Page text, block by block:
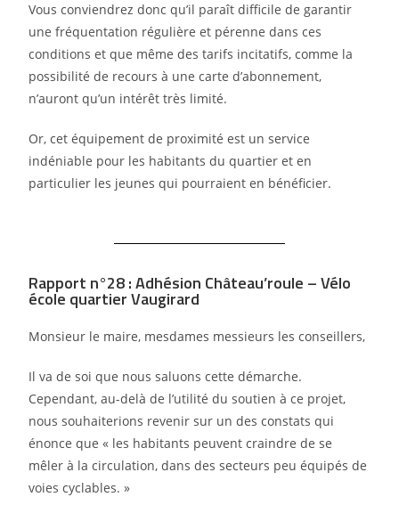
Vous conviendrez donc qu’il paraît difficile de garantir
une fréquentation régulière et pérenne dans ces
conditions et que même des tarifs incitatifs, comme la
possibilité de recours à une carte d’abonnement,
n’auront qu’un intérêt très limité.
Or, cet équipement de proximité est un service
indéniable pour les habitants du quartier et en
particulier les jeunes qui pourraient en bénéficier.
Rapport n°28 : Adhésion Château’roule – Vélo
école quartier Vaugirard
Monsieur le maire, mesdames messieurs les conseillers,
Il va de soi que nous saluons cette démarche.
Cependant, au-delà de l’utilité du soutien à ce projet,
nous souhaiterions revenir sur un des constats qui
énonce que « les habitants peuvent craindre de se
mêler à la circulation, dans des secteurs peu équipés de
voies cyclables. »